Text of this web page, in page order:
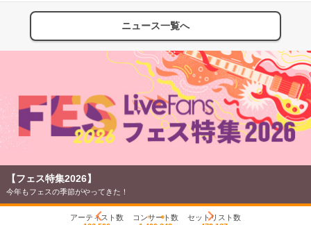
ニュース一覧へ
【フェス特集2026】
今年もフェスの季節がやってきた！
アーティスト数
コンサート数
セットリスト数